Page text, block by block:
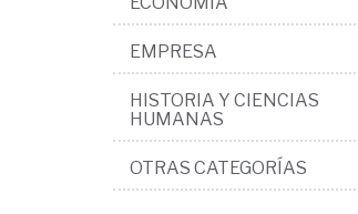
EMPRESA
HISTORIA Y CIENCIAS
HUMANAS
OTRAS CATEGORÍAS